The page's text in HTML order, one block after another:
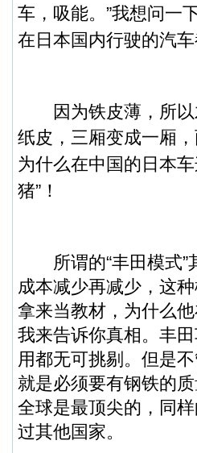
车，吸能。”我想问一
在日本国内行驶的汽
因为铁皮薄，所以
纸皮，三厢变成一厢
为什么在中国的日本
猪”！
所谓的“丰田模式”
成本减少再减少，这
拿来当教材，为什么
我来告诉你真相。丰
用都无可挑剔。但是
就是必须要有钢铁的
全球是最顶尖的，同
过其他国家。